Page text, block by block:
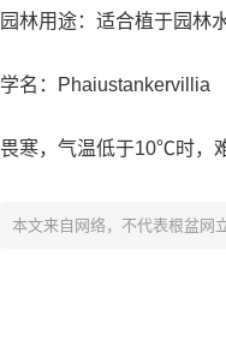
园林用途：适合植于园林
学名：Phaiustankervillia
畏寒，气温低于10℃时，
本文来自网络，不代表根盆网